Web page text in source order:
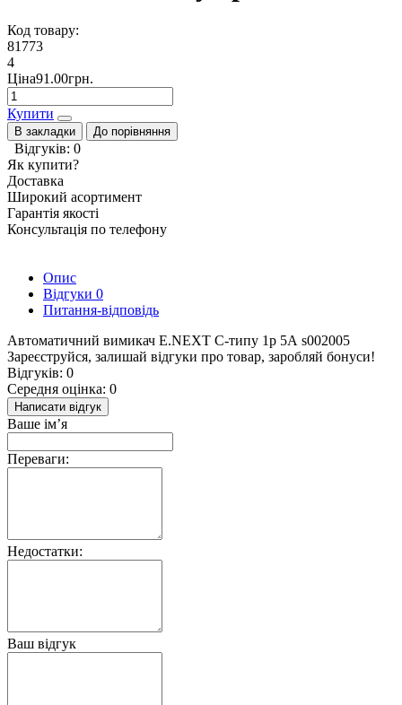
Код товару:
81773
4
Ціна91.00грн.
Купити
В закладки До порівняння
Відгуків: 0
Як купити?
Доставка
Широкий асортимент
Гарантія якості
Консультація по телефону
Опис
Відгуки 0
Питання-відповідь
Автоматичний вимикач E.NEXT C-типу 1р 5А s002005
Зареєструйся, залишай відгуки про товар, заробляй бонуси!
Відгуків: 0
Середня оцінка: 0
Написати відгук
Ваше ім’я
Переваги:
Недостатки:
Ваш відгук